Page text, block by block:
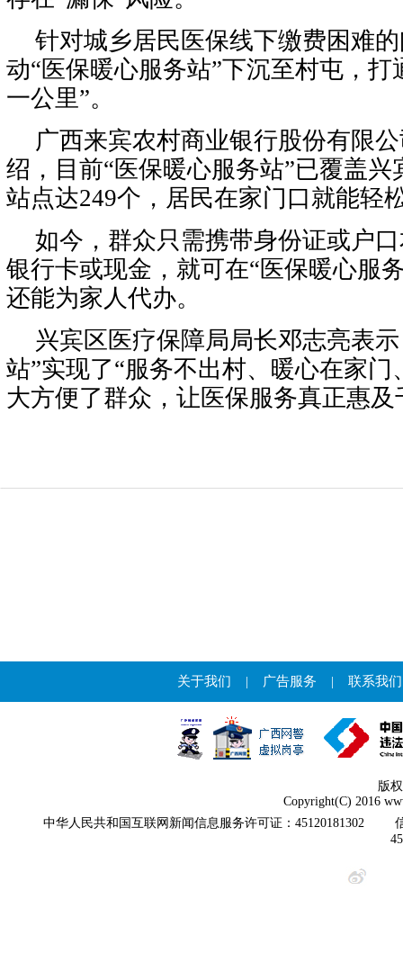
针对城乡居民医保线下缴费困难
动“医保暖心服务站”下沉至村屯，打
一公里”。
广西来宾农村商业银行股份有限
绍，目前“医保暖心服务站”已覆盖兴
站点达249个，居民在家门口就能轻
如今，群众只需携带身份证或户
银行卡或现金，就可在“医保暖心服
还能为家人代办。
兴宾区医疗保障局局长邓志亮表
站”实现了“服务不出村、暖心在家门
大方便了群众，让医保服务真正惠及
关于我们 | 广告服务 | 联系我们
版
Copyright(C) 2016
中华人民共和国互联网新闻信息服务许可证：45120181302